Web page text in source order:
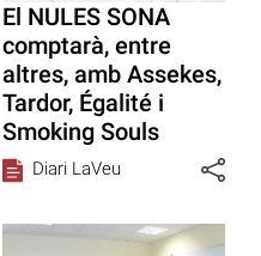
El NULES SONA
comptarà, entre
altres, amb Assekes,
Tardor, Égalité i
Smoking Souls
Diari LaVeu